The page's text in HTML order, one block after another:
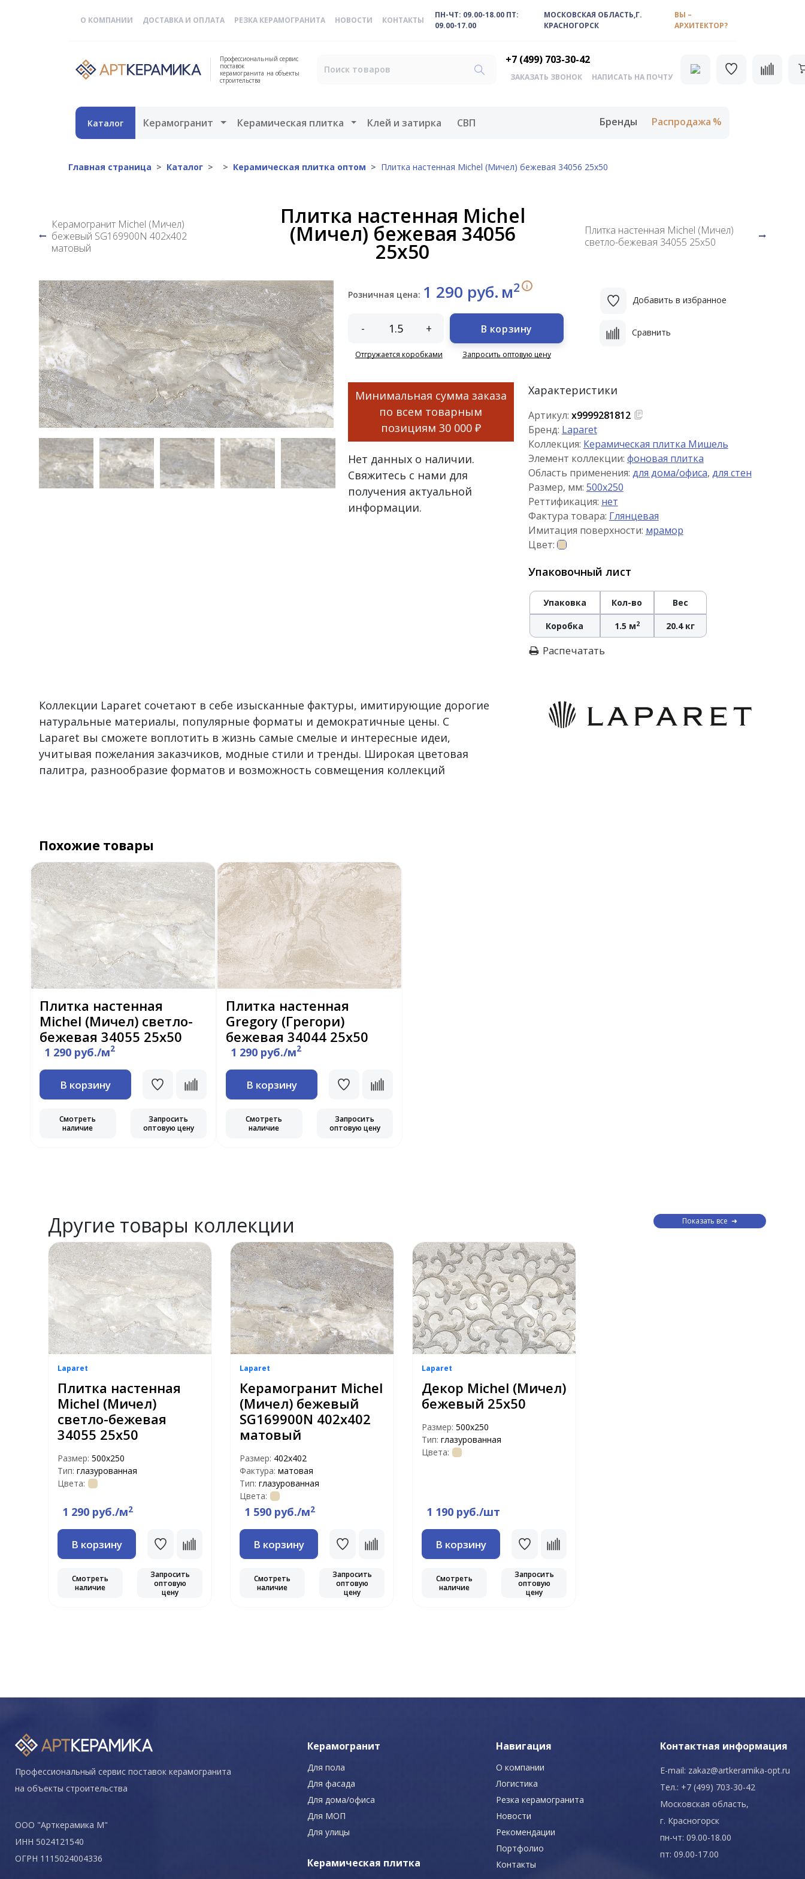
О КОМПАНИИ ДОСТАВКА И ОПЛАТА РЕЗКА КЕРАМОГРАНИТА НОВОСТИ КОНТАКТЫ
ПН-ЧТ: 09.00-18.00 ПТ:
09.00-17.00
МОСКОВСКАЯ ОБЛАСТЬ,Г.
КРАСНОГОРСК
ВЫ –
АРХИТЕКТОР?
Профессиональный сервис
поставок
керамогранита на объекты
строительства
+7 (499) 703-30-42
ЗАКАЗАТЬ ЗВОНОК НАПИСАТЬ НА ПОЧТУ
Каталог Керамогранит Открыть меню
Керамическая плитка Открыть меню
Клей и затирка СВП Бренды Распродажа
Главная страница Каталог Керамическая плитка оптом Плитка настенная Michel (Мичел) бежевая 34056 25х50
Керамогранит Michel (Мичел)
бежевый SG169900N 402x402
матовый
Плитка настенная Michel
(Мичел) бежевая 34056
25х50
Плитка настенная Michel (Мичел)
светло-бежевая 34055 25х50
Розничная цена: 1 290 руб. м2 i
- +
Отгружается коробками
В корзину
Запросить оптовую цену
Добавить в избранное
Сравнить
Минимальная сумма заказа
по всем товарным
позициям 30 000 ₽
Нет данных о наличии.
Свяжитесь с нами для
получения актуальной
информации.
Характеристики
Артикул: х9999281812
Бренд: Laparet
Коллекция: Керамическая плитка Мишель
Элемент коллекции: фоновая плитка
Область применения: для дома/офиса, для стен
Размер, мм: 500x250
Реттификация: нет
Фактура товара: Глянцевая
Имитация поверхности: мрамор
Цвет:
Упаковочный лист
Упаковка Кол-во Вес
Коробка 1.5 м2 20.4 кг
Распечатать
Коллекции Laparet сочетают в себе изысканные фактуры, имитирующие дорогие
натуральные материалы, популярные форматы и демократичные цены. С
Laparet вы сможете воплотить в жизнь самые смелые и интересные идеи,
учитывая пожелания заказчиков, модные стили и тренды. Широкая цветовая
палитра, разнообразие форматов и возможность совмещения коллекций
Похожие товары
Плитка настенная
Michel (Мичел) светло-
бежевая 34055 25х50
1 290 руб./м2
В корзину
Смотреть
наличие
Запросить
оптовую цену
Плитка настенная
Gregory (Грегори)
бежевая 34044 25х50
1 290 руб./м2
В корзину
Смотреть
наличие
Запросить
оптовую цену
Другие товары коллекции Показать все
Laparet
Плитка настенная
Michel (Мичел)
светло-бежевая
34055 25х50
Размер: 500х250
Тип: глазурованная
Цвета:
1 290 руб./м2
В корзину
Смотреть
наличие
Запросить
оптовую
цену
Laparet
Керамогранит Michel
(Мичел) бежевый
SG169900N 402x402
матовый
Размер: 402x402
Фактура: матовая
Тип: глазурованная
Цвета:
1 590 руб./м2
В корзину
Смотреть
наличие
Запросить
оптовую
цену
Laparet
Декор Michel (Мичел)
бежевый 25х50
Размер: 500х250
Тип: глазурованная
Цвета:
1 190 руб./шт
В корзину
Смотреть
наличие
Запросить
оптовую
цену
Профессиональный сервис поставок керамогранита
на объекты строительства
ООО "Арткерамика М"
ИНН 5024121540
ОГРН 1115024004336
Керамогранит
Для пола
Для фасада
Для дома/офиса
Для МОП
Для улицы
Керамическая плитка
Навигация
О компании
Логистика
Резка керамогранита
Новости
Рекомендации
Портфолио
Контакты
Контактная информация
E-mail: zakaz@artkeramika-opt.ru
Тел.: +7 (499) 703-30-42
Московская область,
г. Красногорск
пн-чт: 09.00-18.00
пт: 09.00-17.00